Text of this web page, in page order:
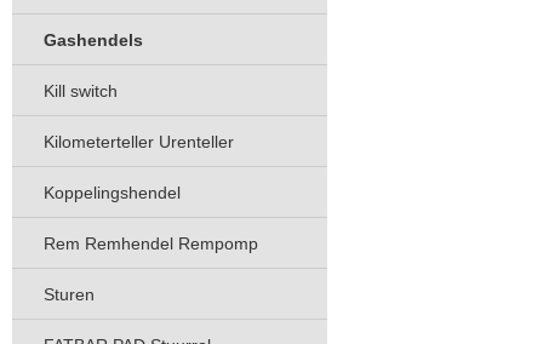
Gashendels
Kill switch
Kilometerteller Urenteller
Koppelingshendel
Rem Remhendel Rempomp
Sturen